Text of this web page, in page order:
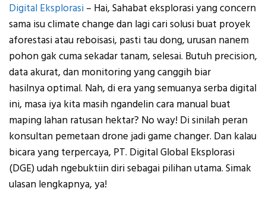
Digital Eksplorasi – Hai, Sahabat eksplorasi yang concern
sama isu climate change dan lagi cari solusi buat proyek
aforestasi atau reboisasi, pasti tau dong, urusan nanem
pohon gak cuma sekadar tanam, selesai. Butuh precision,
data akurat, dan monitoring yang canggih biar
hasilnya optimal. Nah, di era yang semuanya serba digital
ini, masa iya kita masih ngandelin cara manual buat
maping lahan ratusan hektar? No way! Di sinilah peran
konsultan pemetaan drone jadi game changer. Dan kalau
bicara yang terpercaya, PT. Digital Global Eksplorasi
(DGE) udah ngebuktiin diri sebagai pilihan utama. Simak
ulasan lengkapnya, ya!